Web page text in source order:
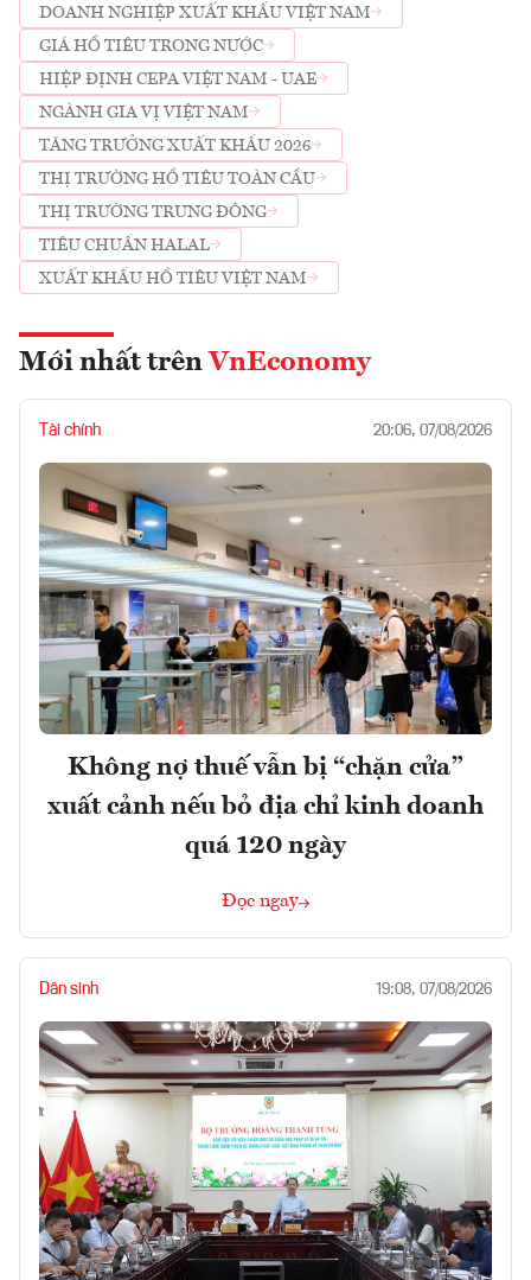
DOANH NGHIỆP XUẤT KHẨU VIỆT NAM
GIÁ HỒ TIÊU TRONG NƯỚC
HIỆP ĐỊNH CEPA VIỆT NAM - UAE
NGÀNH GIA VỊ VIỆT NAM
TĂNG TRƯỞNG XUẤT KHẨU 2026
THỊ TRƯỜNG HỒ TIÊU TOÀN CẦU
THỊ TRƯỜNG TRUNG ĐÔNG
TIÊU CHUẨN HALAL
XUẤT KHẨU HỒ TIÊU VIỆT NAM
Mới nhất trên VnEconomy
Tài chính 20:06, 07/08/2026
Không nợ thuế vẫn bị “chặn cửa”
xuất cảnh nếu bỏ địa chỉ kinh doanh
quá 120 ngày
Đọc ngay
Dân sinh 19:08, 07/08/2026